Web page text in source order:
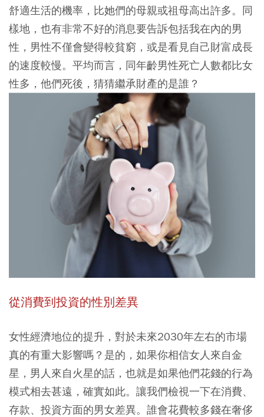
舒適生活的機率，比她們的母親或祖母高出許多。同
樣地，也有非常不好的消息要告訴包括我在內的男
性，男性不僅會變得較貧窮，或是看見自己財富成長
的速度較慢。平均而言，同年齡男性死亡人數都比女
性多，他們死後，猜猜繼承財產的是誰？
從消費到投資的性別差異
女性經濟地位的提升，對於未來2030年左右的市場
真的有重大影響嗎？是的，如果你相信女人來自金
星，男人來自火星的話，也就是如果他們花錢的行為
模式相去甚遠，確實如此。讓我們檢視一下在消費、
存款、投資方面的男女差異。誰會花費較多錢在奢侈